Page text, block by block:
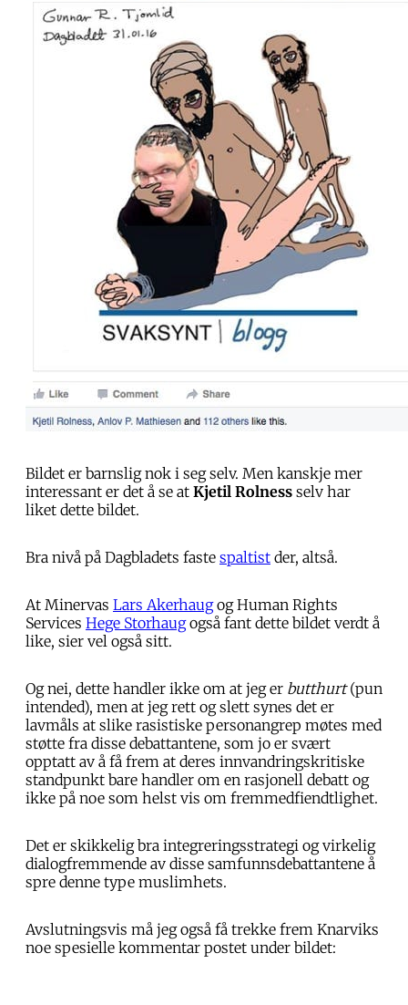
Bildet er barnslig nok i seg selv. Men kanskje mer
interessant er det å se at Kjetil Rolness selv har
liket dette bildet.
Bra nivå på Dagbladets faste spaltist der, altså.
At Minervas Lars Akerhaugog Human Rights
Services Hege Storhaugogså fant dette bildet verdt å
like, sier vel også sitt.
Og nei, dette handler ikke om at jeg er butthurt(pun
intended), men at jeg rett og slett synes det er
lavmåls at slike rasistiske personangrep møtes med
støtte fra disse debattantene, som jo er svært
opptatt av å få frem at deres innvandringskritiske
standpunkt bare handler om en rasjonell debatt og
ikke på noe som helst vis om fremmedfiendtlighet.
Det er skikkelig bra integreringsstrategi og virkelig
dialogfremmende av disse samfunnsdebattantene å
spre denne type muslimhets.
Avslutningsvis må jeg også få trekke frem Knarviks
noe spesielle kommentar postet under bildet: